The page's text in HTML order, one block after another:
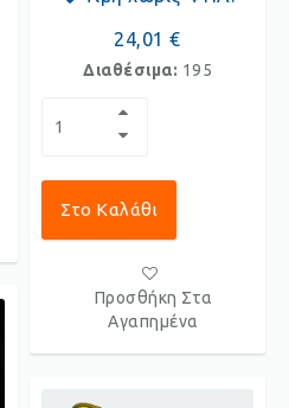
24,01 €
Διαθέσιμα: 195
Στο Καλάθι
Προσθήκη Στα
Αγαπημένα